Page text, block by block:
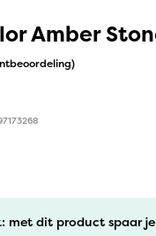
Amber
met dit product spaar je